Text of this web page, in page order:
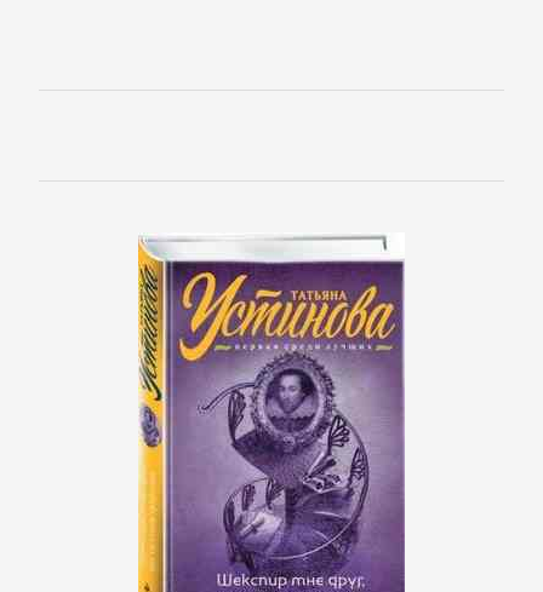
Управление
Литература
Присоединиться